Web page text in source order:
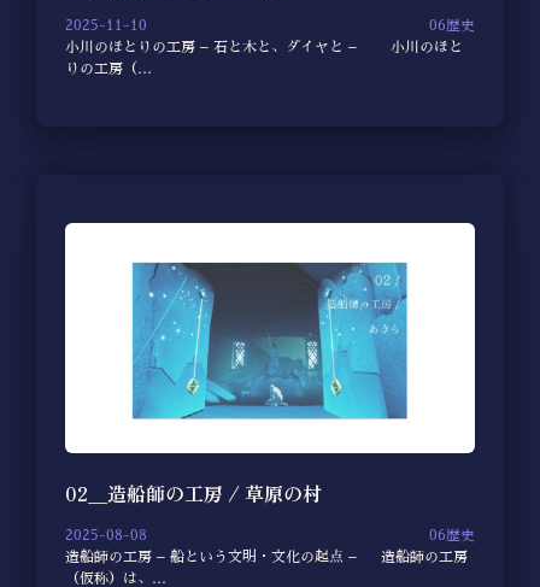
2025-11-10
06歴史
小川のほとりの工房 – 石と木と、ダイヤと – 小川のほと
りの工房（…
02＿造船師の工房 / 草原の村
2025-08-08
06歴史
造船師の工房 – 船という文明・文化の起点 – 造船師の工房
（仮称）は、…